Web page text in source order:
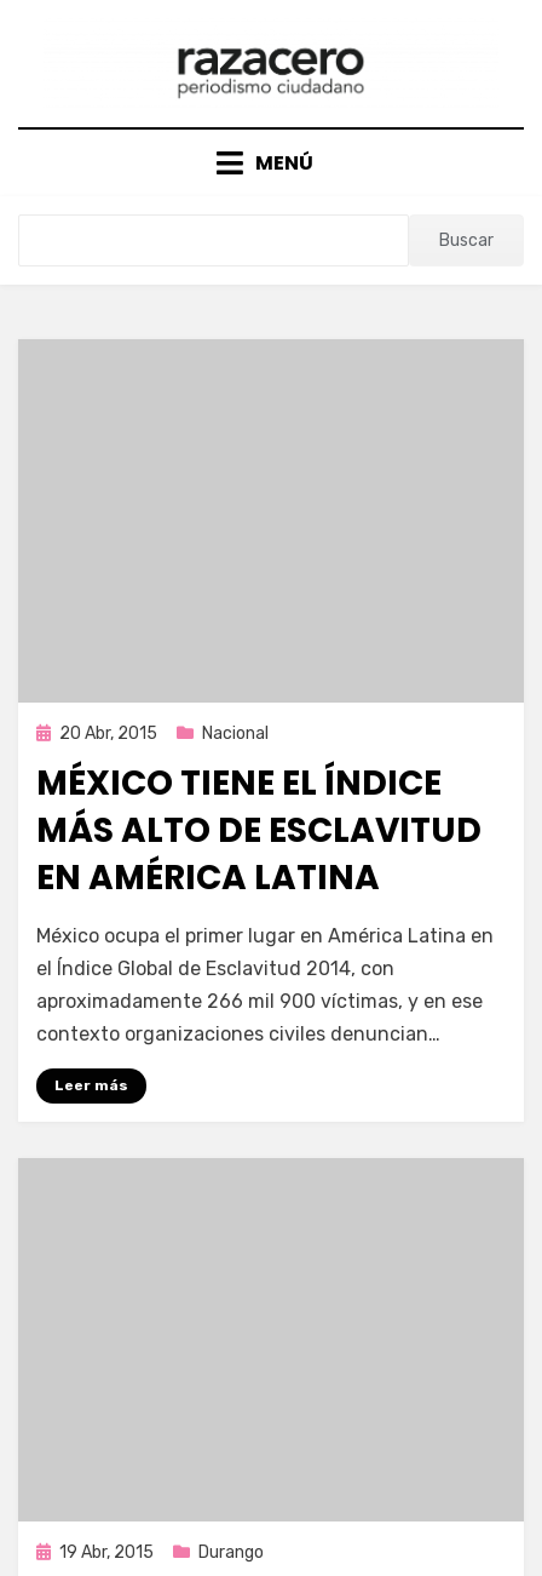
MENÚ
Buscar
Publicada
20 Abr, 2015 Nacional
MÉXICO TIENE EL ÍNDICE
MÁS ALTO DE ESCLAVITUD
EN AMÉRICA LATINA
por
México ocupa el primer lugar en América Latina en
el Índice Global de Esclavitud 2014, con
aproximadamente 266 mil 900 víctimas, y en ese
contexto organizaciones civiles denuncian…
Leer más
Publicada
19 Abr, 2015 Durango